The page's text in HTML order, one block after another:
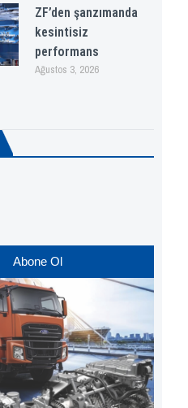
ZF’den şanzımanda
kesintisiz
performans
Ağustos 3, 2026
Abone Ol